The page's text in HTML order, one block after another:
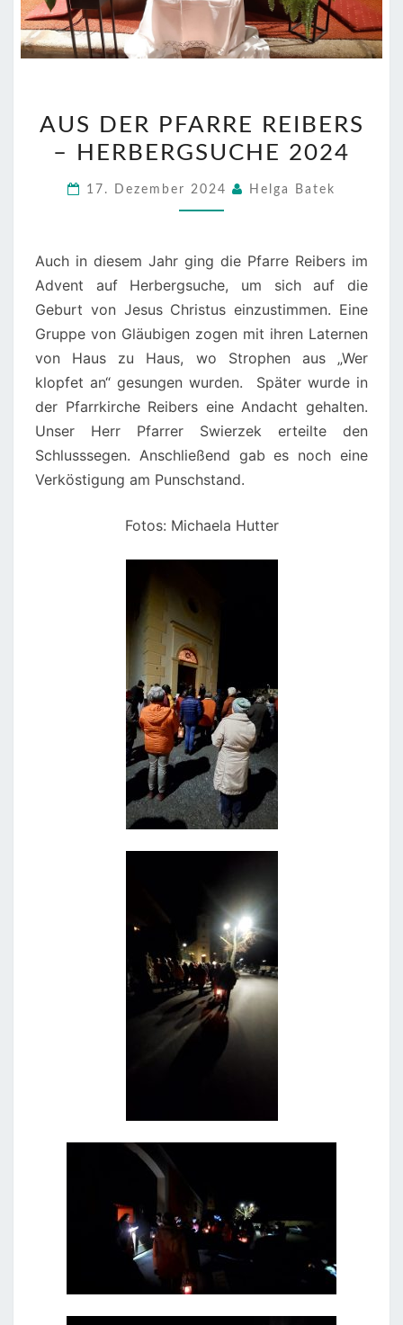
DER
PFARRE
AUS DER PFARRE REIBERS
– HERBERGSUCHE 2024
17. Dezember 2024 Helga Batek
Auch in diesem Jahr ging die Pfarre Reibers im
Advent auf Herbergsuche, um sich auf die
Geburt von Jesus Christus einzustimmen. Eine
Gruppe von Gläubigen zogen mit ihren Laternen
von Haus zu Haus, wo Strophen aus „Wer
klopfet an“ gesungen wurden. Später wurde in
der Pfarrkirche Reibers eine Andacht gehalten.
Unser Herr Pfarrer Swierzek erteilte den
Schlusssegen. Anschließend gab es noch eine
Verköstigung am Punschstand.
Fotos: Michaela Hutter